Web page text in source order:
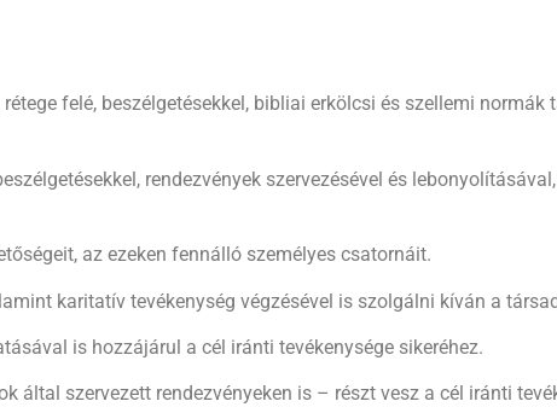
felé, beszélgetésekkel, bibliai erkölcsi és szellemi normák
rendezvények szervezésével és
az ezeken fennálló személyes csatornáit.
karitatív tevékenység végzésével is szolgálni kíván a
is hozzájárul a cél iránti tevékenysége sikeréhez.
által szervezett rendezvényeken is – részt vesz a cél iránti